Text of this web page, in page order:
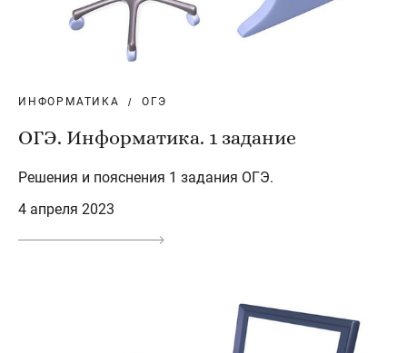
ИНФОРМАТИКА ОГЭ
ОГЭ. Информатика. 1 задание
Решения и пояснения 1 задания ОГЭ.
4 апреля 2023